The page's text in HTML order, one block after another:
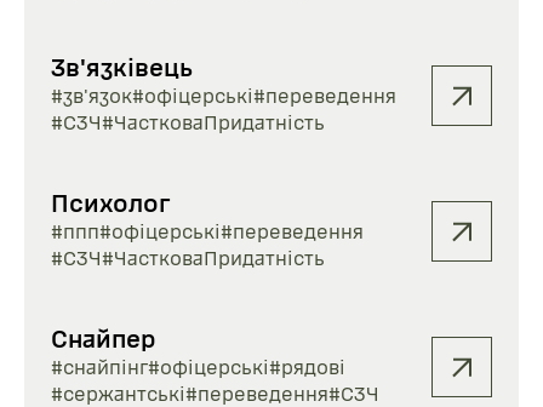
Зв'язківець
#зв'язок#офіцерські#переведення
#СЗЧ#ЧастковаПридатність
Психолог
#ппп#офіцерські#переведення
#СЗЧ#ЧастковаПридатність
Снайпер
#снайпінг#офіцерські#рядові
#сержантські#переведення#СЗЧ